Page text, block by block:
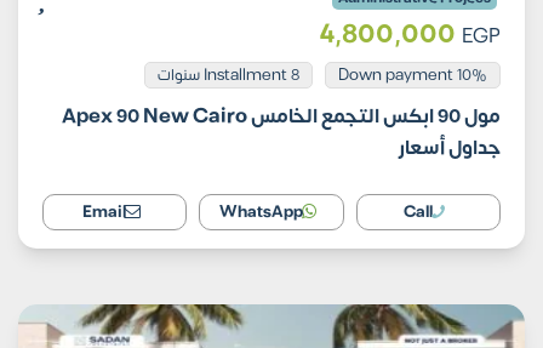
4,800,000 EGP
10% Down payment Installment 8 سنوات
مول 90 ابكس التجمع الخامس Apex 90 New Cairo
جداول أسعار
Call
WhatsApp
Email